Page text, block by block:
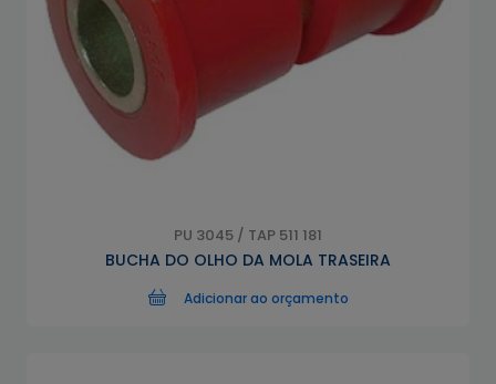
PU 3045 / TAP 511 181
BUCHA DO OLHO DA MOLA TRASEIRA
Adicionar ao orçamento